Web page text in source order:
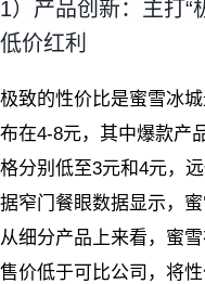
1）产品创新：主打“
低价红利
极致的性价比是蜜雪冰
布在4-8元，其中爆款产
格分别低至3元和4元，
据窄门餐眼数据显示，
从细分产品上来看，蜜
售价低于可比公司，将性